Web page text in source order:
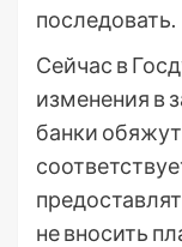
последовать.
Сейчас в
изменения в
банки
не вносить